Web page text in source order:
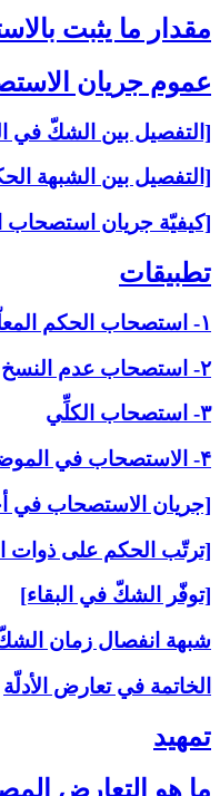
مقدار ما يثبت
عموم جريان
[التفصيل بين الشكّ في
[التفصيل بين الشبهة
[كيفيّة جريان استصحاب
تطبيقات‏
۱- استصحاب الحكم المعلّق
۲- استصحاب عدم النسخ
۳- استصحاب الكلِّي
۴- الاستصحاب في الموضوعات المركّبة
[جريان الاستصحاب في
[ترتّب الحكم على ذوات
[توفّر الشكّ في البقاء]
شبهة انفصال زمان
الخاتمة في تعارض الأدلّة
تمهيد
ما هو التعارض